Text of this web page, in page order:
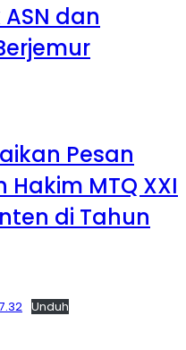
dan
Pesan
MTQ XXI
di Tahun
Unduh